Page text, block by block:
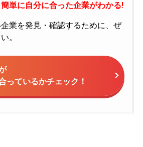
単に自分に合った企業がわかる!
業を発見・確認するために、ぜ
。
っているかチェック！